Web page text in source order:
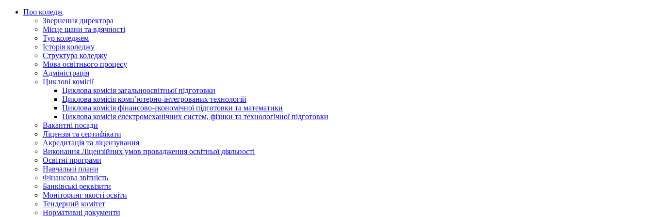
Про коледж
Звернення директора
Місце шани та вдячності
Тур коледжем
Історія коледжу
Структура коледжу
Мова освітнього процесу
Адміністрація
Циклові комісії
Циклова комісія загальноосвітньої підготовки
Циклова комісія комп’ютерно-інтегрованих технологій
Циклова комісія фінансово-економічної підготовки та математики
Циклова комісія електромеханічних систем, фізики та технологічної підготовки
Вакантні посади
Ліцензія та сертифікати
Акредитація та ліцензування
Виконання Ліцензійних умов провадження освітньої діяльності
Освітні програми
Навчальні плани
Фінансова звітність
Банківські реквізити
Моніторинг якості освіти
Тендерний комітет
Нормативні документи